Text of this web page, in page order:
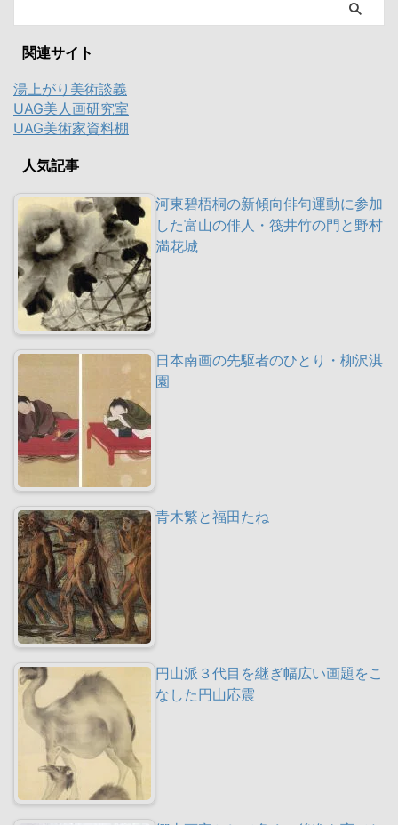
関連サイト
湯上がり美術談義
UAG美人画研究室
UAG美術家資料棚
人気記事
河東碧梧桐の新傾向俳句運動に参加
した富山の俳人・筏井竹の門と野村
満花城
日本南画の先駆者のひとり・柳沢淇
園
青木繁と福田たね
円山派３代目を継ぎ幅広い画題をこ
なした円山応震